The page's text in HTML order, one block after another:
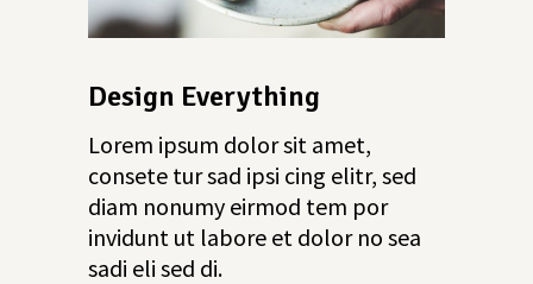
Design Everything
Lorem ipsum dolor sit amet,
consete tur sad ipsi cing elitr, sed
diam nonumy eirmod tem por
invidunt ut labore et dolor no sea
sadi eli sed di.